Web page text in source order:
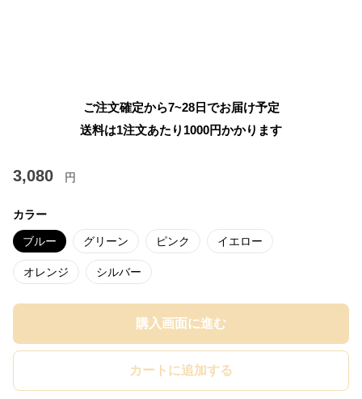
ご注文確定から7~28日でお届け予定
送料は1注文あたり 1000円かかります
3,080 円
カラー
ブルー グリーン ピンク イエロー
オレンジ シルバー
購入画面に進む
カートに追加する